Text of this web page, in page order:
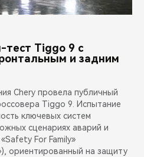
тест Tiggo 9 с
и задним
Chery провела публичный
Tiggo 9. Испытание
ключевых систем
сценариях аварий и
For Family»
ориентированный на защиту